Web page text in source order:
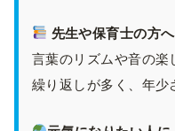
先生や保育士の方へ
言葉のリズムや音の楽
繰り返しが多く、年